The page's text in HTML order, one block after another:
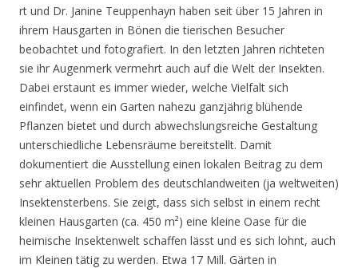
rt und Dr. Janine Teuppenhayn haben seit über 15 Jahren in
ihrem Hausgarten in Bönen die tierischen Besucher
beobachtet und fotografiert. In den letzten Jahren richteten
sie ihr Augenmerk vermehrt auch auf die Welt der Insekten.
Dabei erstaunt es immer wieder, welche Vielfalt sich
einfindet, wenn ein Garten nahezu ganzjährig blühende
Pflanzen bietet und durch abwechslungsreiche Gestaltung
unterschiedliche Lebensräume bereitstellt. Damit
dokumentiert die Ausstellung einen lokalen Beitrag zu dem
sehr aktuellen Problem des deutschlandweiten (ja weltweiten)
Insektensterbens. Sie zeigt, dass sich selbst in einem recht
kleinen Hausgarten (ca. 450 m²) eine kleine Oase für die
heimische Insektenwelt schaffen lässt und es sich lohnt, auch
im Kleinen tätig zu werden. Etwa 17 Mill. Gärten in